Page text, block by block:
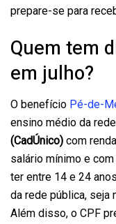
prepare-se para
Quem tem
em julho?
O benefício Pé-de-
ensino médio da
(CadÚnico) com
salário mínimo e
ter entre 14 e 24
da rede pública, seja
Além disso, o CPF